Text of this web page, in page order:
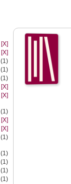
[X]
[X]
(1)
(1)
(1)
[X]
[X]
(1)
[X]
[X]
(1)
(1)
(1)
(1)
(1)